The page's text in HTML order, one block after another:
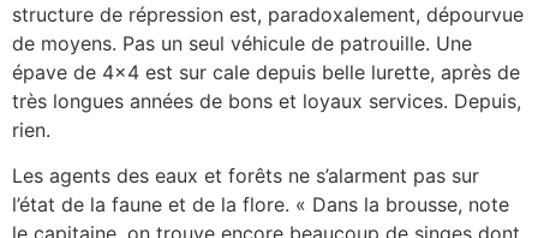
structure de répression est, paradoxalement, dépourvue
de moyens. Pas un seul véhicule de patrouille. Une
épave de 4×4 est sur cale depuis belle lurette, après de
très longues années de bons et loyaux services. Depuis,
rien.
Les agents des eaux et forêts ne s’alarment pas sur
l’état de la faune et de la flore. « Dans la brousse, note